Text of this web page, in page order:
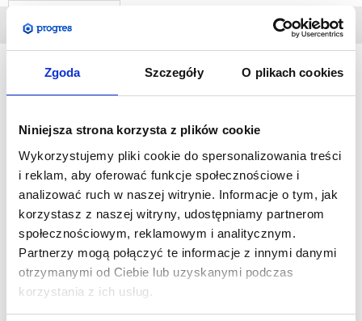
Zgoda Szczegóły O plikach cookies
Niniejsza strona korzysta z plików cookie
Wykorzystujemy pliki cookie do spersonalizowania treści
i reklam, aby oferować funkcje społecznościowe i
analizować ruch w naszej witrynie. Informacje o tym, jak
korzystasz z naszej witryny, udostępniamy partnerom
społecznościowym, reklamowym i analitycznym.
Partnerzy mogą połączyć te informacje z innymi danymi
otrzymanymi od Ciebie lub uzyskanymi podczas
korzystania z ich usług.
TECHNICZNE
Formulatejest systemem umożliwiającym stworzenie
wykonane są z aluminium, a ich montaż jest niezwykle prosty.
System pozwala na przedstawienie grafiki z tkaniny, którą
naciąga się na ramę.
Klienci biznesowi doceniają ścianki tekstylne za ich
profesjonalny wygląd, wygodę użytkowania oraz za jakość
nadruku. Można je dowolnie personalizować, tworząc idealną
przestrzeń promocyjną skrojoną na miarę potrzeb. Takie
narzędzia są gwarantem sukcesu wizerunkowego każdej firmy